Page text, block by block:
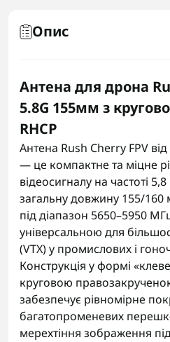
Опис
Антена для дрона
5.8G 155мм з
RHCP
Антена Rush Cherry FPV
— це компактне та міцне
відеосигналу на частоті
загальну довжину 155/160
під діапазон 5650–5950
універсальною для
(VTX) у промислових і
Конструкція у формі
круговою
забезпечує рівномірне
багатопроменевих
мерехтіння зображення